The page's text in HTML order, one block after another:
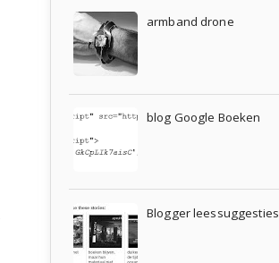
armband drone
blog Google Boeken
Blogger leessuggesties